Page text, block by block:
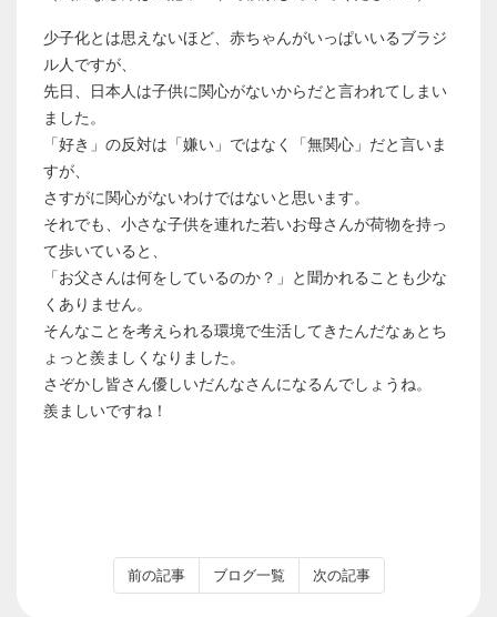
少子化とは思えないほど、赤ちゃんがいっぱいいるブラジ
ル人ですが、
先日、日本人は子供に関心がないからだと言われてしまい
ました。
「好き」の反対は「嫌い」ではなく「無関心」だと言いま
すが、
さすがに関心がないわけではないと思います。
それでも、小さな子供を連れた若いお母さんが荷物を持っ
て歩いていると、
「お父さんは何をしているのか？」と聞かれることも少な
くありません。
そんなことを考えられる環境で生活してきたんだなぁとち
ょっと羨ましくなりました。
さぞかし皆さん優しいだんなさんになるんでしょうね。
羨ましいですね！
前の記事 ブログ一覧 次の記事